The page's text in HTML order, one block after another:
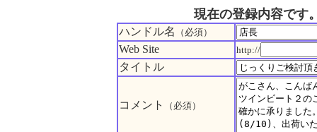
現在の登録内容です
ハンドル名 （必須）
Web Site http://
タイトル
コメント （必須）